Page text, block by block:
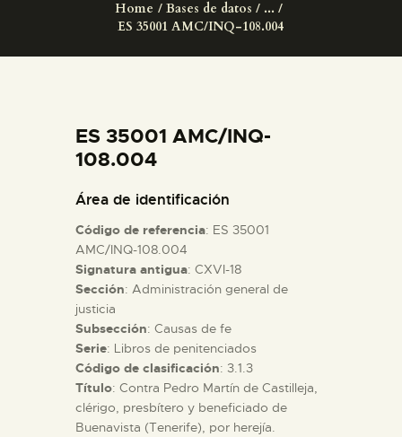
Home Bases de datos
...
ES 35001 AMC/INQ-108.004
COLECCIONES
ESPAÑOL
PREPARAR LA VISITA
ACTIVIDADES
█
ES 35001 AMC/INQ-
108.004
Área de identificación
Código de referencia: ES 35001
AMC/INQ-108.004
Signatura antigua: CXVI-18
Sección: Administración general de
justicia
Subsección: Causas de fe
Serie: Libros de penitenciados
Código de clasificación: 3.1.3
Título: Contra Pedro Martín de Castilleja,
clérigo, presbítero y beneficiado de
Buenavista (Tenerife), por herejía.